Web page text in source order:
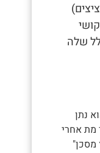
שלה
נתן
מת אחרי
מסכן"